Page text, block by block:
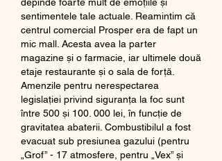
sentimentele tale actuale. Reamintim că
centrul comercial Prosper era de fapt un
mic mall. Acesta avea la parter
magazine și o farmacie, iar ultimele două
etaje restaurante și o sala de forță.
Amenzile pentru nerespectarea
legislației privind siguranța la foc sunt
între 500 și 100. 000 lei, în funcție de
gravitatea abaterii. Combustibilul a fost
evacuat sub presiunea gazului (pentru
„Grof” - 17 atmosfere, pentru „Vex” și